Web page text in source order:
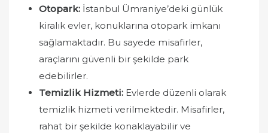
Otopark: İstanbul Ümraniye’deki günlük
kiralık evler, konuklarına otopark imkanı
sağlamaktadır. Bu sayede misafirler,
araçlarını güvenli bir şekilde park
edebilirler.
Temizlik Hizmeti: Evlerde düzenli olarak
temizlik hizmeti verilmektedir. Misafirler,
rahat bir şekilde konaklayabilir ve